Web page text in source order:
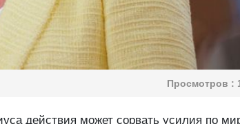
Просмотров :
действия может сорвать усилия по